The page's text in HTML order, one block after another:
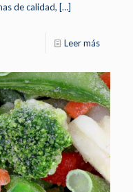
de calidad, […]
Leer más